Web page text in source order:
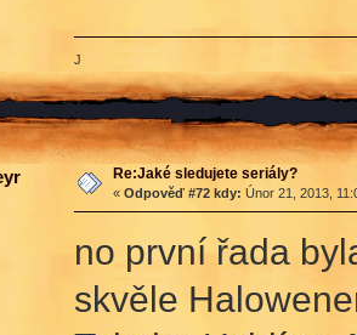
J
Re:Jaké sledujete seriály?
« Odpověď #72 kdy: Únor 21, 2013,
no první řada
skvěle